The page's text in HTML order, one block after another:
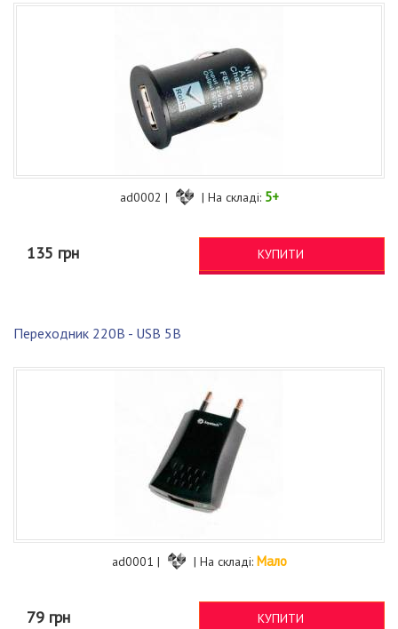
ad0002 | | На складі: 5+
135 грн КУПИТИ
Переходник 220В - USB 5В
ad0001 | | На складі: Мало
79 грн КУПИТИ